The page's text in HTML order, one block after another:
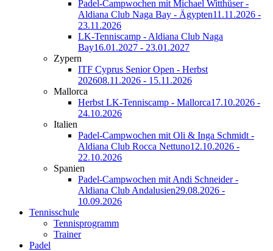
Padel-Campwochen mit Michael Witthüser -
Aldiana Club Naga Bay - Ägypten11.11.2026 -
23.11.2026
LK-Tenniscamp - Aldiana Club Naga
Bay16.01.2027 - 23.01.2027
Zypern
ITF Cyprus Senior Open - Herbst
202608.11.2026 - 15.11.2026
Mallorca
Herbst LK-Tenniscamp - Mallorca17.10.2026 -
24.10.2026
Italien
Padel-Campwochen mit Oli & Inga Schmidt -
Aldiana Club Rocca Nettuno12.10.2026 -
22.10.2026
Spanien
Padel-Campwochen mit Andi Schneider -
Aldiana Club Andalusien29.08.2026 -
10.09.2026
Tennisschule
Tennisprogramm
Trainer
Padel